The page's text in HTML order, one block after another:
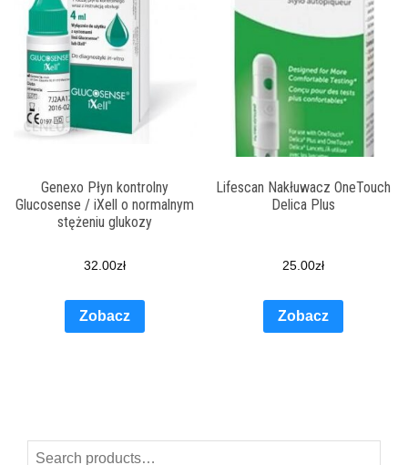
Genexo Płyn kontrolny
Glucosense / iXell o normalnym
stężeniu glukozy
32.00zł
Zobacz
Lifescan Nakłuwacz OneTouch
Delica Plus
25.00zł
Zobacz
Search